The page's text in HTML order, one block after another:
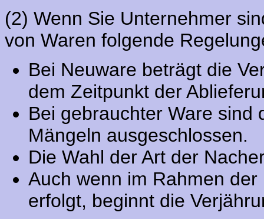
(2) Wenn Sie Unternehmer
von Waren folgende
Bei Neuware beträgt die
dem Zeitpunkt der
Bei gebrauchter Ware sind
Mängeln ausgeschlossen.
Die Wahl der Art der
Auch wenn im Rahmen
erfolgt, beginnt die